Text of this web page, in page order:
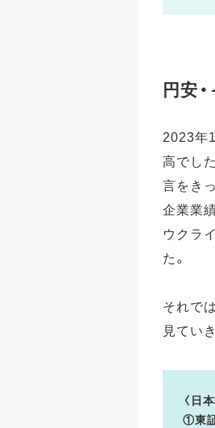
円安
2023年
高でし
言をき
企業業
ウクラ
た。
それで
見てい
〈日
①東